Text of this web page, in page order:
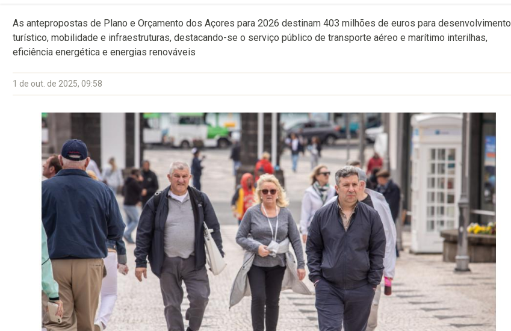
As antepropostas de Plano e Orçamento dos Açores para 2026 destinam 403 milhões de euros para desenvolvimento
turístico, mobilidade e infraestruturas, destacando-se o serviço público de transporte aéreo e marítimo interilhas,
eficiência energética e energias renováveis
1 de out. de 2025, 09:58